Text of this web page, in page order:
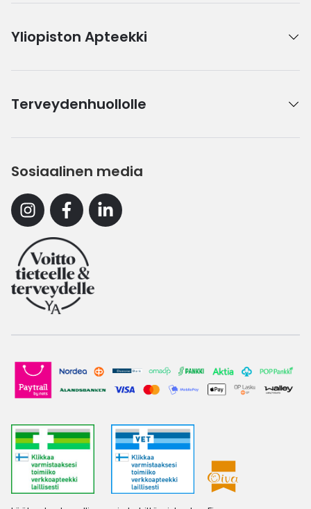
Yliopiston Apteekki
Terveydenhuollolle
Sosiaalinen media
InstagramFacebookLinkedin